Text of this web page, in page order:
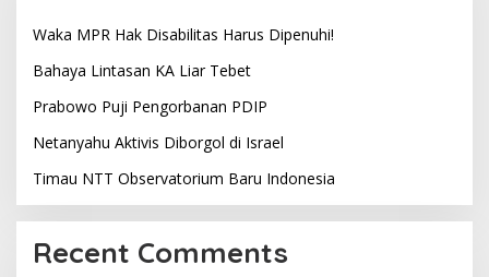
Waka MPR Hak Disabilitas Harus Dipenuhi!
Bahaya Lintasan KA Liar Tebet
Prabowo Puji Pengorbanan PDIP
Netanyahu Aktivis Diborgol di Israel
Timau NTT Observatorium Baru Indonesia
Recent Comments